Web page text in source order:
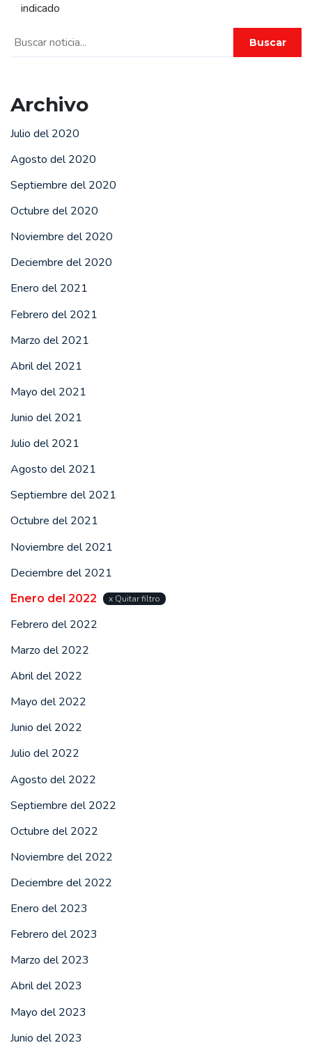
indicado
Buscar
Archivo
Julio del 2020
Agosto del 2020
Septiembre del 2020
Octubre del 2020
Noviembre del 2020
Deciembre del 2020
Enero del 2021
Febrero del 2021
Marzo del 2021
Abril del 2021
Mayo del 2021
Junio del 2021
Julio del 2021
Agosto del 2021
Septiembre del 2021
Octubre del 2021
Noviembre del 2021
Deciembre del 2021
Enero del 2022 x Quitar filtro
Febrero del 2022
Marzo del 2022
Abril del 2022
Mayo del 2022
Junio del 2022
Julio del 2022
Agosto del 2022
Septiembre del 2022
Octubre del 2022
Noviembre del 2022
Deciembre del 2022
Enero del 2023
Febrero del 2023
Marzo del 2023
Abril del 2023
Mayo del 2023
Junio del 2023